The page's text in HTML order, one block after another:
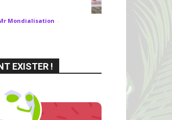
Mondialisation -
EXISTER !